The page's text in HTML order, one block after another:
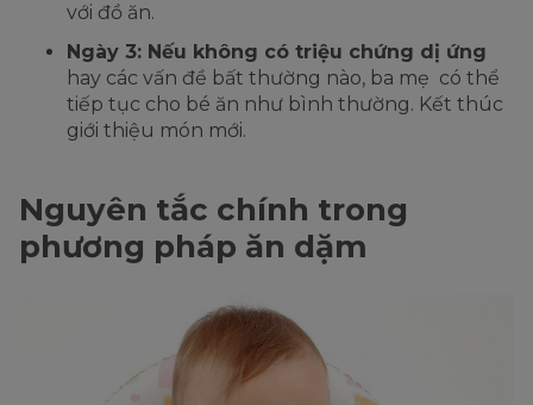
với đồ ăn.
Ngày 3: Nếu không có triệu chứng dị ứng
hay các vấn đề bất thường nào, ba mẹ có thể
tiếp tục cho bé ăn như bình thường. Kết thúc
giới thiệu món mới.
Nguyên tắc chính trong
phương pháp ăn dặm